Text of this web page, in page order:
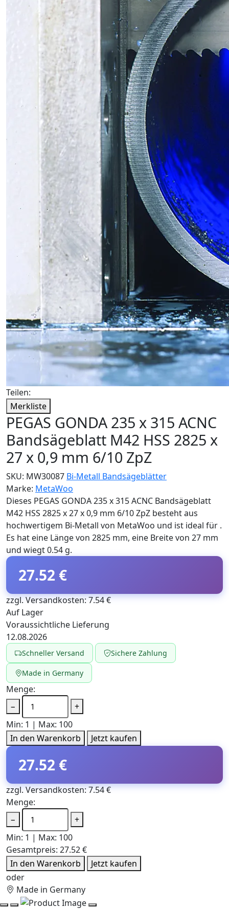
Teilen:
Merkliste
PEGAS GONDA 235 x 315 ACNC
Bandsägeblatt M42 HSS 2825 x
27 x 0,9 mm 6/10 ZpZ
SKU: MW30087 Bi-Metall Bandsägeblätter
Marke: MetaWoo
Dieses PEGAS GONDA 235 x 315 ACNC Bandsägeblatt
M42 HSS 2825 x 27 x 0,9 mm 6/10 ZpZ besteht aus
hochwertigem Bi-Metall von MetaWoo und ist ideal für .
Es hat eine Länge von 2825 mm, eine Breite von 27 mm
und wiegt 0.54 g.
27.52 €
zzgl. Versandkosten: 7.54 €
Auf Lager
Voraussichtliche Lieferung
12.08.2026
Schneller Versand Sichere Zahlung
Made in Germany
Menge:
−
+
Min: 1 | Max: 100
In den Warenkorb
Jetzt kaufen
27.52 €
zzgl. Versandkosten: 7.54 €
Menge:
−
+
Min: 1 | Max: 100
Gesamtpreis: 27.52 €
In den Warenkorb
Jetzt kaufen
oder
Made in Germany